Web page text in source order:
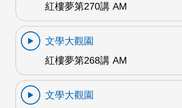
紅樓夢第270講 AM
文學大觀園
紅樓夢第268講 AM
文學大觀園